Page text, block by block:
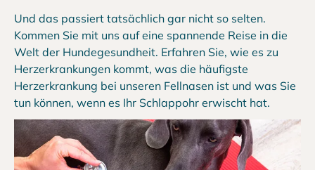
Und das passiert tatsächlich gar nicht so selten.
Kommen Sie mit uns auf eine spannende Reise in die
Welt der Hundegesundheit. Erfahren Sie, wie es zu
Herzerkrankungen kommt, was die häufigste
Herzerkrankung bei unseren Fellnasen ist und was Sie
tun können, wenn es Ihr Schlappohr erwischt hat.